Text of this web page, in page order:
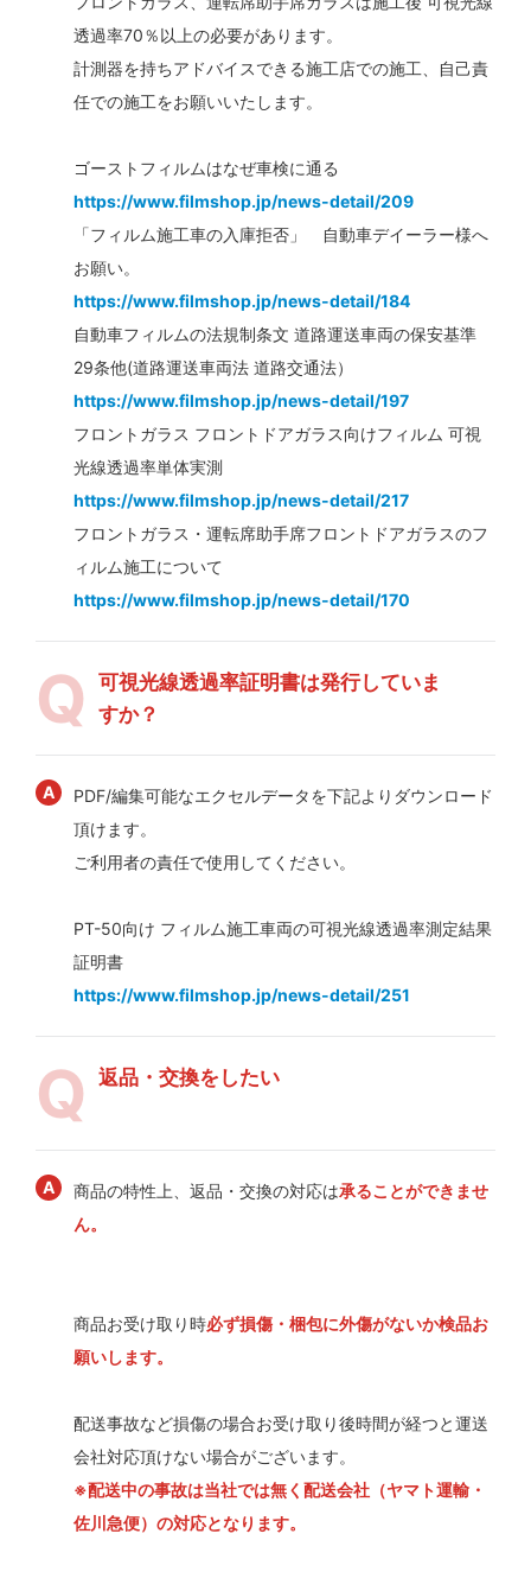
透過率70％以上の必要があります。
計測器を持ちアドバイスできる施工店での施工、自己責
任での施工をお願いいたします。
ゴーストフィルムはなぜ車検に通る
https://www.filmshop.jp/news-detail/209
「フィルム施工車の入庫拒否」 自動車デイーラー様へ
お願い。
https://www.filmshop.jp/news-detail/184
自動車フィルムの法規制条文 道路運送車両の保安基準
29条他(道路運送車両法 道路交通法）
https://www.filmshop.jp/news-detail/197
フロントガラス フロントドアガラス向けフィルム 可視
光線透過率単体実測
https://www.filmshop.jp/news-detail/217
フロントガラス・運転席助手席フロントドアガラスのフ
ィルム施工について
https://www.filmshop.jp/news-detail/170
可視光線透過率証明書は発行していま
すか？
PDF/編集可能なエクセルデータを下記よりダウンロード
頂けます。
ご利用者の責任で使用してください。
PT-50向け フィルム施工車両の可視光線透過率測定結果
証明書
https://www.filmshop.jp/news-detail/251
返品・交換をしたい
商品の特性上、返品・交換の対応は承ることができませ
ん。
商品お受け取り時必ず損傷・梱包に外傷がないか検品お
願いします。
配送事故など損傷の場合お受け取り後時間が経つと運送
会社対応頂けない場合がございます。
※配送中の事故は当社では無く配送会社（ヤマト運輸・
佐川急便）の対応となります。